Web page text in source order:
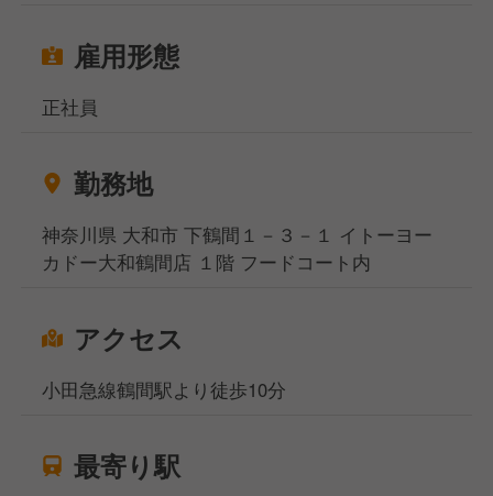
雇用形態
正社員
勤務地
神奈川県 大和市 下鶴間１－３－１ イトーヨー
カドー大和鶴間店 １階 フードコート内
アクセス
小田急線鶴間駅より徒歩10分
最寄り駅